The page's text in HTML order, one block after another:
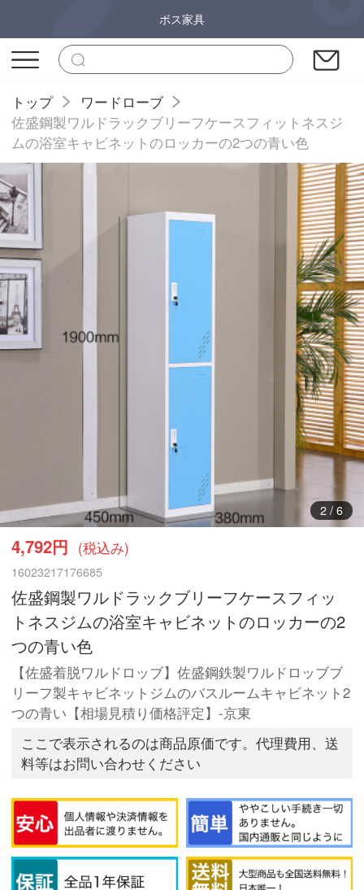
ボス家具
トップ
ワードローブ
佐盛鋼製ワルドラックブリーフケースフィットネスジ
ムの浴室キャビネットのロッカーの2つの青い色
3/ 6
4,792円 (税込み)
16023217176685
佐盛鋼製ワルドラックブリーフケースフィッ
トネスジムの浴室キャビネットのロッカーの2
つの青い色
【佐盛着脱ワルドロッブ】佐盛鋼鉄製ワルドロッブブ
リーフ製キャビネットジムのバスルームキャビネット2
つの青い【相場見積り価格評定】-京東
ここで表示されるのは商品原価です。代理費用、送
料等はお問い合わせください